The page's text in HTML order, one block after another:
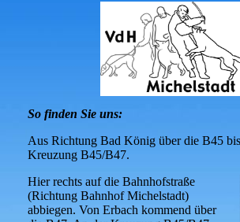
So finden Sie uns:
Aus Richtung Bad König über die B45
Kreuzung B45/B47.
Hier rechts auf die Bahnhofstraße
(Richtung Bahnhof Michelstadt)
abbiegen. Von Erbach kommend über